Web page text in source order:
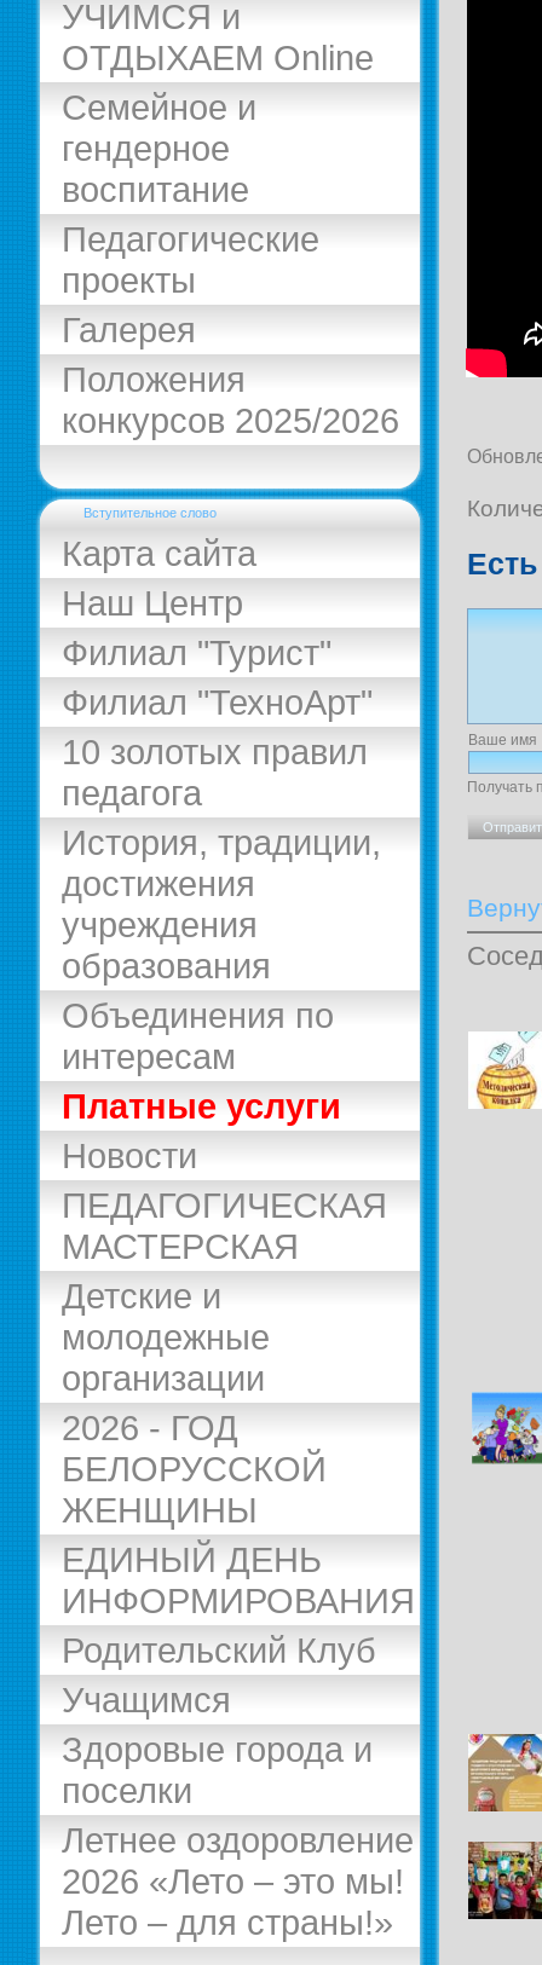
УЧИМСЯ и
ОТДЫХАЕМ Online
Семейное и
гендерное
воспитание
Педагогические
проекты
Галерея
Положения
конкурсов 2025/2026
Вступительное слово
Карта сайта
Наш Центр
Филиал "Турист"
Филиал "ТехноАрт"
10 золотых правил
педагога
История, традиции,
достижения
учреждения
образования
Объединения по
интересам
Платные услуги
Новости
ПЕДАГОГИЧЕСКАЯ
МАСТЕРСКАЯ
Детские и
молодежные
организации
2026 - ГОД
БЕЛОРУССКОЙ
ЖЕНЩИНЫ
ЕДИНЫЙ ДЕНЬ
ИНФОРМИРОВАНИЯ
Родительский Клуб
Учащимся
Здоровые города и
поселки
Летнее оздоровление
2026 «Лето – это мы!
Лето – для страны!»
Ваше имя
Получать